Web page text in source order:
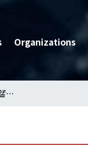
Organizations
鋰離子二次電池新型鋰錳氧化物陰極材料顯微乳膠法粉體製備與特性分析(1/2)